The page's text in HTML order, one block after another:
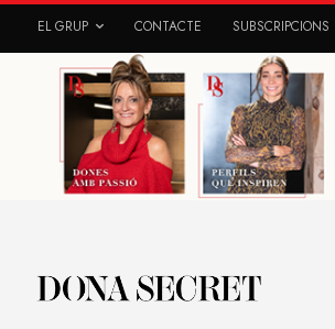
EL GRUP CONTACTE SUBSCRIPCIONS